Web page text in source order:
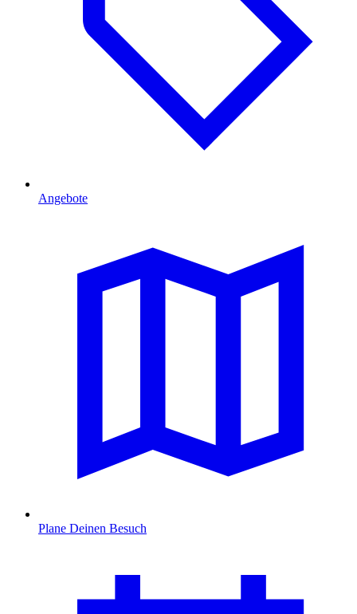
Angebote
Plane Deinen Besuch